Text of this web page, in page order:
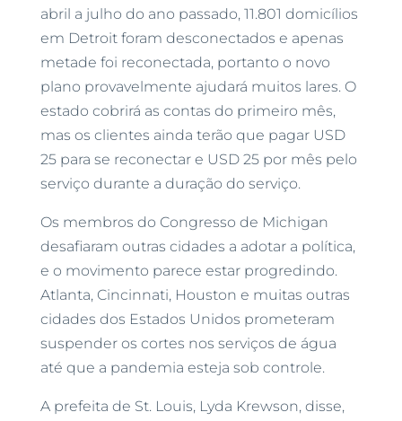
abril a julho do ano passado, 11.801 domicílios
em Detroit foram desconectados e apenas
metade foi reconectada, portanto o novo
plano provavelmente ajudará muitos lares. O
estado cobrirá as contas do primeiro mês,
mas os clientes ainda terão que pagar USD
25 para se reconectar e USD 25 por mês pelo
serviço durante a duração do serviço.
Os membros do Congresso de Michigan
desafiaram outras cidades a adotar a política,
e o movimento parece estar progredindo.
Atlanta, Cincinnati, Houston e muitas outras
cidades dos Estados Unidos prometeram
suspender os cortes nos serviços de água
até que a pandemia esteja sob controle.
A prefeita de St. Louis, Lyda Krewson, disse,